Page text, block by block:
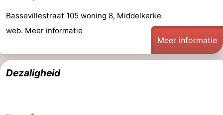
Bassevillestraat 105 woning 8, Middelkerke
web. Meer informatie
Meer informatie
Dezaligheid